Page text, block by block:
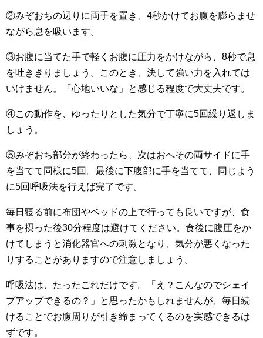
②みぞおちの辺りに両手を置き、4秒かけてお腹を膨らませ
ながら息を吸います。
③お腹に当てた手で軽くお腹に圧力をかけながら、8秒で息
を吐ききりましょう。このとき、決して強い力を入れては
いけません。「心地いいな」と感じる程度で大丈夫です。
④この動作を、ゆったりとした気分で丁寧に5回繰り返しま
しょう。
⑤みぞおち部分が終わったら、次はおへその両サイドに手
を当てて同様に5回。最後に下腹部に手を当てて、同じよう
に5回呼吸法を行えば完了です。
毎日寝る前に布団やベッドの上で行っても良いですが、食
事を摂った後30分程度は避けてください。食後に腹圧をか
けてしまうと消化器官への刺激となり、気分が悪くなった
りすることがありますので注意しましょう。
呼吸法は、たったこれだけです。「え？こんなのでシェイ
プアップできるの？」と思ったかもしれませんが、毎日続
けることでお腹周りが引き締まってくるのを実感できるは
ずです。